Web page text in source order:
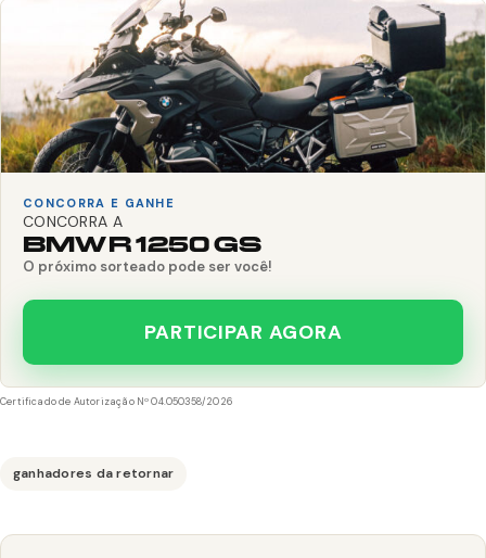
CONCORRA E GANHE
CONCORRA A
BMW R 1250 GS
O próximo sorteado pode ser você!
PARTICIPAR AGORA
Certificado de Autorização Nº 04.050358/2026
ganhadores da retornar